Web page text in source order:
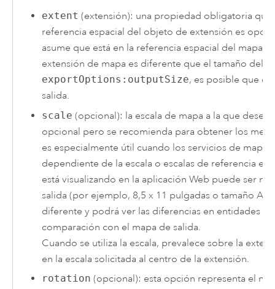
extent (extensión): una propiedad obligatoria que
referencia espacial del objeto de extensión es
asume que está en la referencia espacial del mapa.
extensión de mapa es diferente que el tamaño del
exportOptions:outputSize, es posible que
salida.
scale (opcional): la escala de mapa a la que
opcional pero se recomienda para obtener los
es especialmente útil cuando los servicios de
dependiente de la escala o escalas de referencia
está visualizando en la aplicación Web puede ser
salida (por ejemplo, 8,5 x 11 pulgadas o tamaño
diferente y podrá ver las diferencias en entidades y
comparación con el mapa de salida.
Cuando se utiliza la escala, prevalece sobre la
en la escala solicitada al centro de la extensión.
rotation (opcional): esta opción representa el